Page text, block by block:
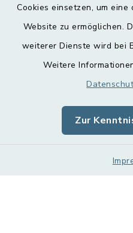
Cookies einsetzen, um
Website zu ermöglichen.
weiterer Dienste wird bei
Weitere
Zur